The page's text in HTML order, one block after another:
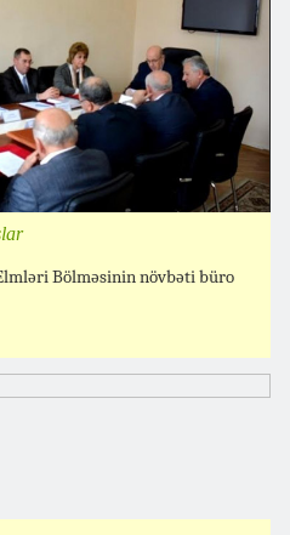
Bölməsinin növbəti büro